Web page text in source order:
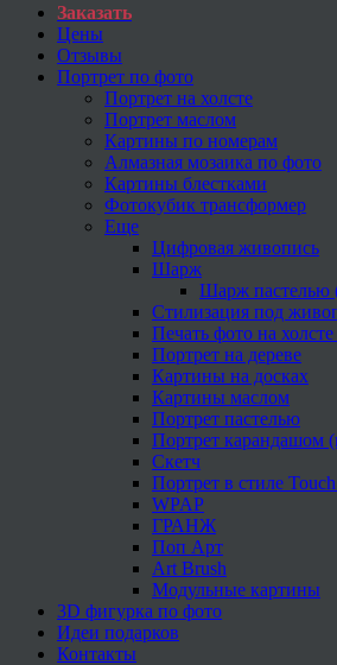
Заказать
Цены
Отзывы
Портрет по фото
Портрет на холсте
Портрет маслом
Картины по номерам
Алмазная мозаика по фото
Картины блестками
Фотокубик трансформер
Еще
Цифровая живопись
Шарж
Шарж пастелью
Стилизация под
Печать фото на
Портрет на дереве
Картины на досках
Картины маслом
Портрет пастелью
Портрет карандашом
Скетч
Портрет в стиле
WPAP
ГРАНЖ
Поп Арт
Art Brush
Модульные картины
3D фигурка по фото
Идеи подарков
Контакты